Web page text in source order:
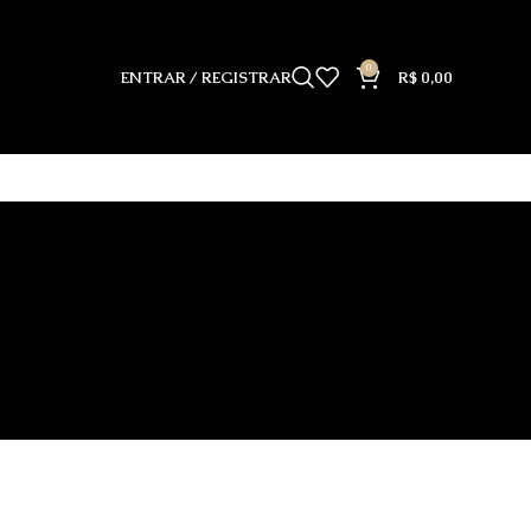
ENTRAR / REGISTRAR 0 R$ 0,00